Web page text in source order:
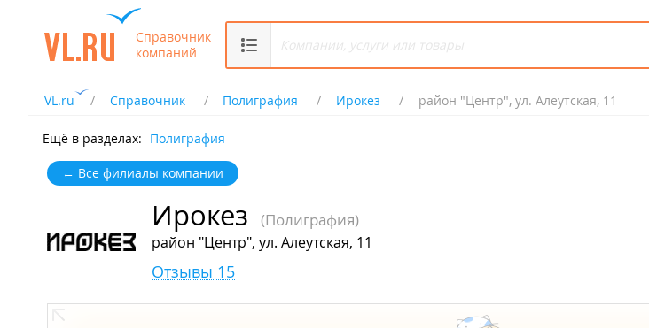
Справочник
компаний
VL.ru Справочник Полиграфия Ирокез район "Центр", ул. Алеутская, 11
Ещё в разделах: Полиграфия
← Все филиалы компании
Ирокез (Полиграфия)
район "Центр", ул. Алеутская, 11
Отзывы 15